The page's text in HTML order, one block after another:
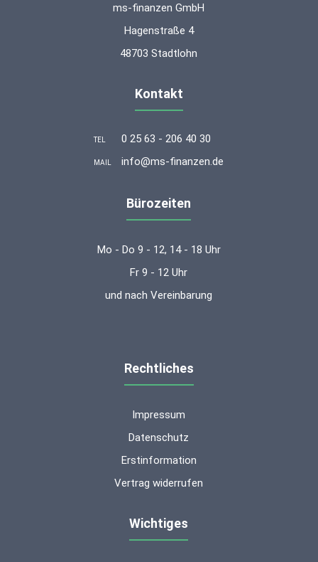
ms-finanzen GmbH
Hagenstraße 4
48703 Stadtlohn
Kontakt
TEL 0 25 63 - 206 40 30
MAIL info@ms-finanzen.de
Bürozeiten
Mo - Do 9 - 12, 14 - 18 Uhr
Fr 9 - 12 Uhr
und nach Vereinbarung
Rechtliches
Impressum
Datenschutz
Erstinformation
Vertrag widerrufen
Wichtiges